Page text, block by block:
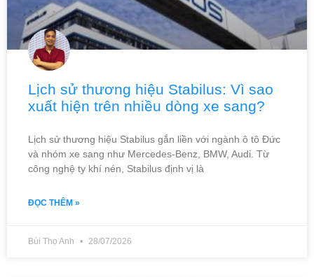
Lịch sử thương hiệu Stabilus: Vì sao
xuất hiện trên nhiều dòng xe sang?
Lịch sử thương hiệu Stabilus gắn liền với ngành ô tô Đức
và nhóm xe sang như Mercedes-Benz, BMW, Audi. Từ
công nghệ ty khí nén, Stabilus định vị là
ĐỌC THÊM »
Bùi Thọ Anh 28/07/2026